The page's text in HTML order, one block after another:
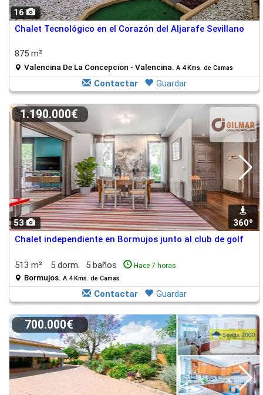
16
Chalet Tecnológico en el Corazón del Aljarafe Sevillano
875 m²
Valencina De La Concepcion - Valencina. A 4 Kms. de Camas
Contactar Guardar
53 360º
1.190.000€
Chalet independiente en Bormujos junto al club de golf
513 m² 5 dorm. 5 baños Hace 7 horas
Bormujos. A 4 Kms. de Camas
Contactar Guardar
700.000€